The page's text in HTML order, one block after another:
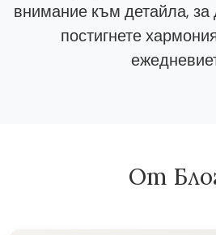
внимание към детайла, за
постигнете
От